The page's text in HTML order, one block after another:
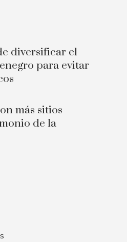
diversificar el
para evitar
más sitios
de la